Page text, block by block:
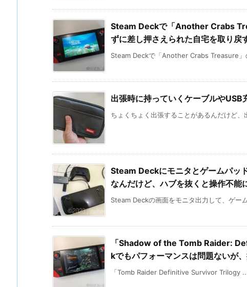
Steam Deckで「Another Crabs
ずに差し押さえられた自宅を取り戻
Steam Deckで「Another Crabs Treasure」
出張時に持っていくケーブルやUSB
ちょくちょく出張することがあるんだけど
Steam Deckにモニタとゲームパッ
なんだけど、ハブを抜くと操作不能
Steam Deckの画面をモニタ出力して、ゲー
「Shadow of the Tomb Raider:
kでもパフォーマンスは問題ないが、
「Tomb Raider Definitive Survivor Trilogy